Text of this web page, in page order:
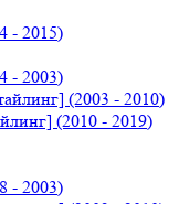
- 2015)
- 2003)
(2003 - 2010)
(2010 - 2019)
- 2003)